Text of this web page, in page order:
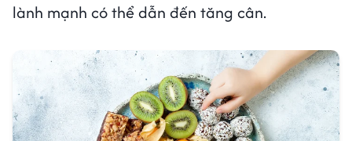
lành mạnh có thể dẫn đến tăng cân.